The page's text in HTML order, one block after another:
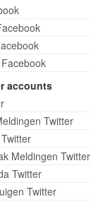
accounts
Twitter
Meldingen Twitter
Twitter
Twitter